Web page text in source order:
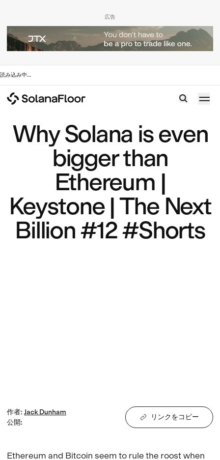
広告
読み込み中...
Why Solana is even
bigger than
Ethereum |
Keystone | The Next
Billion #12 #Shorts
作者: Jack Dunham
公開:
リンクをコピー
Ethereum and Bitcoin seem to rule the roost when